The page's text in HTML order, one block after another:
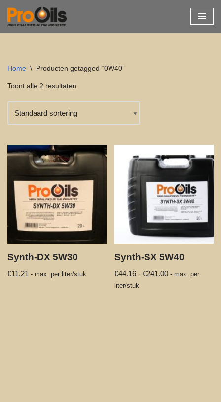
Ga
Home \ Producten getagged “0W40”
Toont alle 2 resultaten
Synth-DX 5W30
€11.21 - max. per liter/stuk
Synth-SX 5W40
€44.16 - €241.00 - max. per
liter/stuk